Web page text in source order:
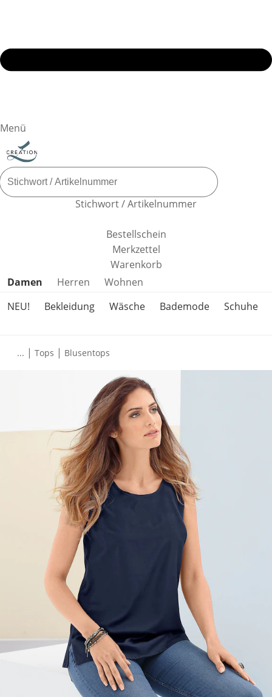
Menü
Stichwort / Artikelnummer
Bestellschein
Merkzettel
Warenkorb
Produktkategorien überspringen
Damen Herren
Wohnen
NEU!
Bekleidung Wäsche Bademode Schuhe
... | Tops | Blusentops